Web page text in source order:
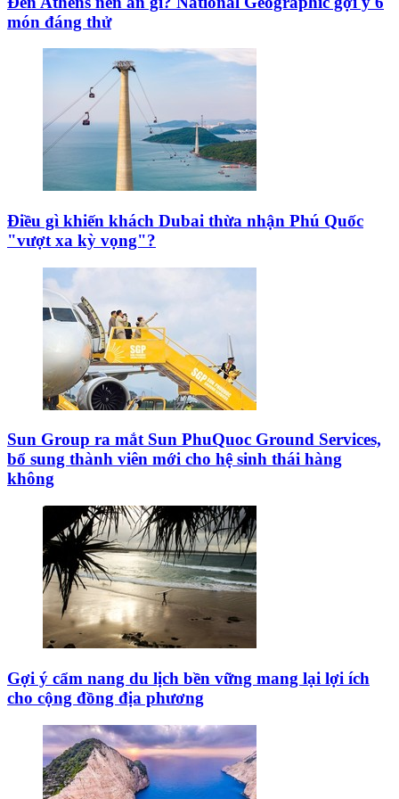
món đáng thử
Điều gì khiến khách Dubai thừa nhận Phú Quốc
"vượt xa kỳ vọng"?
Sun Group ra mắt Sun PhuQuoc Ground Services,
bổ sung thành viên mới cho hệ sinh thái hàng
không
Gợi ý cẩm nang du lịch bền vững mang lại lợi ích
cho cộng đồng địa phương